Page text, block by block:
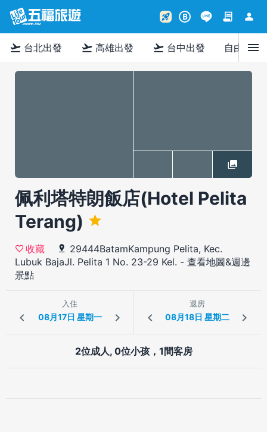
rocket_launch B contract person
flight_takeoff 台北出發 flight_takeoff 高雄出發 flight_takeoff 台中出發 自由行menu
佩利塔特朗飯店(Hotel Pelita
Terang)
收藏
29444BatamKampung Pelita, Kec.
Lubuk BajaJl. Pelita 1 No. 23-29 Kel. - 查看地圖&週邊
景點
入住 退房
2位成人, 0位小孩，1間客房